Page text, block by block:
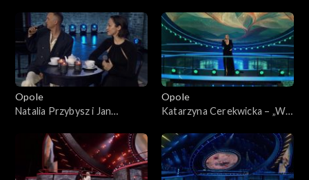
koncert pamięci Wojciecha
Trzcińskiego”
tęsknoty – koncert pamięci
Wojciecha Trzcińskiego”
Opole
Natalia Przybysz i Jan
kawiarenki”. 62. KFPP: „Małe
tęsknoty – koncert pamięci
Wojciecha Trzcińskiego”
Opole
Katarzyna Cerekwicka – „W
KFPP: „Małe tęsknoty –
koncert pamięci Wojciecha
Trzcińskiego”